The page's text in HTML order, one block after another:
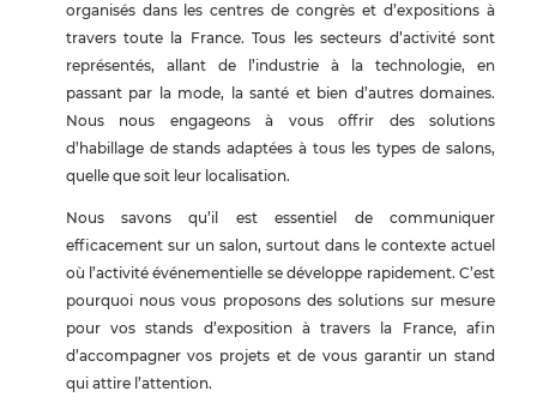
organisés dans les centres de congrès et d’expositions à
travers toute la France. Tous les secteurs d’activité sont
représentés, allant de l’industrie à la technologie, en
passant par la mode, la santé et bien d’autres domaines.
Nous nous engageons à vous offrir des solutions
d’habillage de stands adaptées à tous les types de salons,
quelle que soit leur localisation.
Nous savons qu’il est essentiel de communiquer
efficacement sur un salon, surtout dans le contexte actuel
où l’activité événementielle se développe rapidement. C’est
pourquoi nous vous proposons des solutions sur mesure
pour vos stands d’exposition à travers la France, afin
d’accompagner vos projets et de vous garantir un stand
qui attire l’attention.